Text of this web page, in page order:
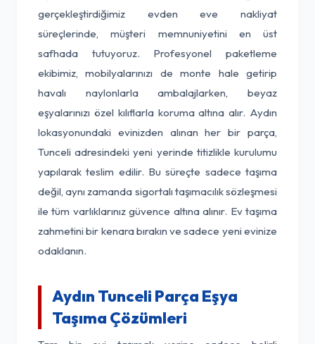
gerçekleştirdiğimiz evden eve nakliyat
süreçlerinde, müşteri memnuniyetini en üst
safhada tutuyoruz. Profesyonel paketleme
ekibimiz, mobilyalarınızı de monte hale getirip
havalı naylonlarla ambalajlarken, beyaz
eşyalarınızı özel kılıflarla koruma altına alır. Aydın
lokasyonundaki evinizden alınan her bir parça,
Tunceli adresindeki yeni yerinde titizlikle kurulumu
yapılarak teslim edilir. Bu süreçte sadece taşıma
değil, aynı zamanda sigortalı taşımacılık sözleşmesi
ile tüm varlıklarınız güvence altına alınır. Ev taşıma
zahmetini bir kenara bırakın ve sadece yeni evinize
odaklanın.
Aydın Tunceli Parça Eşya
Taşıma Çözümleri